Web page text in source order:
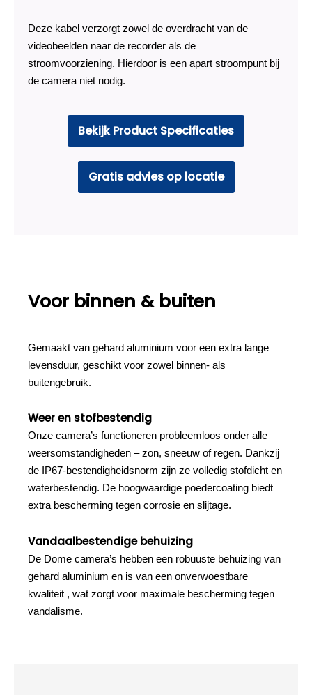
Deze kabel verzorgt zowel de overdracht van de
videobeelden naar de recorder als de
stroomvoorziening. Hierdoor is een apart stroompunt bij
de camera niet nodig.
Bekijk Product Specificaties
Gratis advies op locatie
Voor binnen & buiten
Gemaakt van gehard aluminium voor een extra lange
levensduur, geschikt voor zowel binnen- als
buitengebruik.
Weer en stofbestendig
Onze camera’s functioneren probleemloos onder alle
weersomstandigheden – zon, sneeuw of regen. Dankzij
de IP67-bestendigheidsnorm zijn ze volledig stofdicht en
waterbestendig. De hoogwaardige poedercoating biedt
extra bescherming tegen corrosie en slijtage.
Vandaalbestendige behuizing
De Dome camera’s hebben een robuuste behuizing van
gehard aluminium en is van een onverwoestbare
kwaliteit , wat zorgt voor maximale bescherming tegen
vandalisme.